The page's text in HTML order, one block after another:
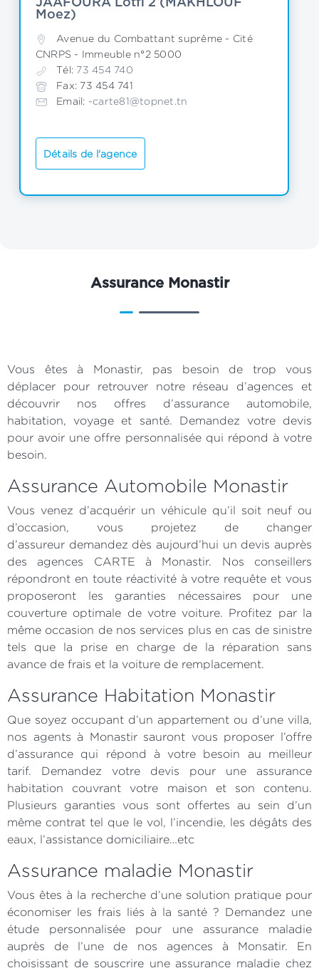
JAAFOURA Lotfi 2 (MAKHLOUF
Moez)
Avenue du Combattant suprême - Cité
CNRPS - Immeuble n°2 5000
Tél: 73 454 740
Fax: 73 454 741
Email: -carte81@topnet.tn
Détails de l'agence
Assurance Monastir
Vous êtes à Monastir, pas besoin de trop vous
déplacer pour retrouver notre réseau d’agences et
découvrir nos offres d’assurance automobile,
habitation, voyage et santé. Demandez votre devis
pour avoir une offre personnalisée qui répond à votre
besoin.
Assurance Automobile Monastir
Vous venez d’acquérir un véhicule qu’il soit neuf ou
d’occasion, vous projetez de changer
d’assureur demandez dès aujourd’hui un devis auprès
des agences CARTE à Monastir. Nos conseillers
répondront en toute réactivité à votre requête et vous
proposeront les garanties nécessaires pour une
couverture optimale de votre voiture. Profitez par la
même occasion de nos services plus en cas de sinistre
tels que la prise en charge de la réparation sans
avance de frais et la voiture de remplacement.
Assurance Habitation Monastir
Que soyez occupant d’un appartement ou d’une villa,
nos agents à Monastir sauront vous proposer l’offre
d’assurance qui répond à votre besoin au meilleur
tarif. Demandez votre devis pour une assurance
habitation couvrant votre maison et son contenu.
Plusieurs garanties vous sont offertes au sein d’un
même contrat tel que le vol, l’incendie, les dégâts des
eaux, l’assistance domiciliaire…etc
Assurance maladie Monastir
Vous êtes à la recherche d’une solution pratique pour
économiser les frais liés à la santé ? Demandez une
étude personnalisée pour une assurance maladie
auprès de l’une de nos agences à Monsatir. En
choisissant de souscrire une assurance maladie chez